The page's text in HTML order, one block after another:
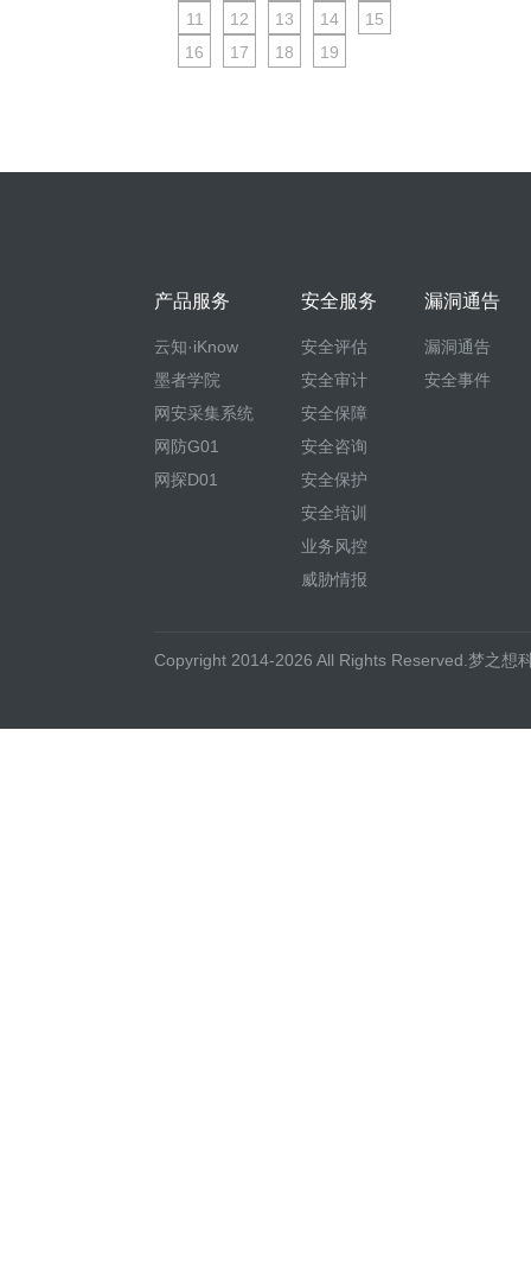
11
12 13 14
15
16
17 18 19
产品服务
云知·iKnow
墨者学院
网安采集系统
网防G01
网探D01
安全服务
安全评估
安全审计
安全保障
安全咨询
安全保护
安全培训
业务风控
威胁情报
漏洞通告
漏洞通告
安全事件
Copyright 2014-2026 All Rights Reserved.梦之想